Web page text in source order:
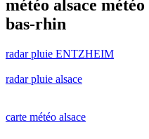
carte
météo
météo
météo alsace
bas-rhin
radar pluie ENTZHEIM
radar pluie alsace
carte météo alsace